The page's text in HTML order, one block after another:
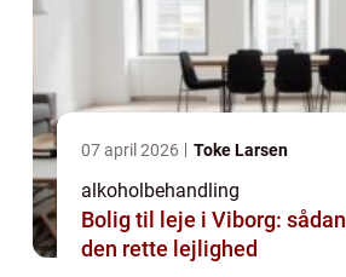
07 april 2026 Toke Larsen
alkoholbehandling
Bolig til leje i Viborg:
den rette lejlighed